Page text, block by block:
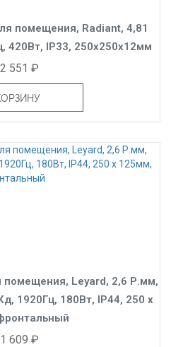
помещения, Radiant, 4,81
420Вт, IP33, 250x250x12мм
551 ₽
помещения, Leyard, 2,6 Р.мм,
1920Гц, 180Вт, IP44, 250 x
609 ₽